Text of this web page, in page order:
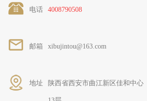
电话 4008790508
邮箱 xibujintou@163.com
地址 陕西省西安市曲江新区佳和中心